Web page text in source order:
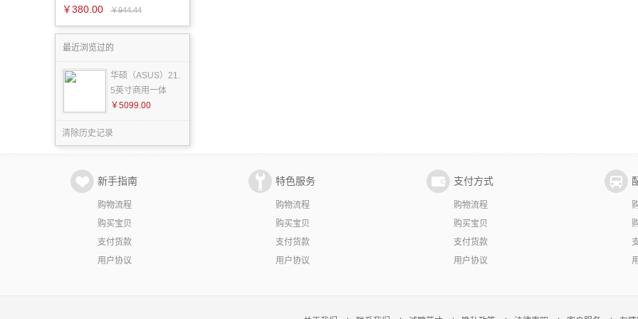
￥380.00 ￥944.44
最近浏览过的
华硕（ASUS）21.
5英寸商用一体
￥5099.00
清除历史记录
新手指南
购物流程
购买宝贝
支付货款
用户协议
特色服务
购物流程
购买宝贝
支付货款
用户协议
支付方式
购物流程
购买宝贝
支付货款
用户协议